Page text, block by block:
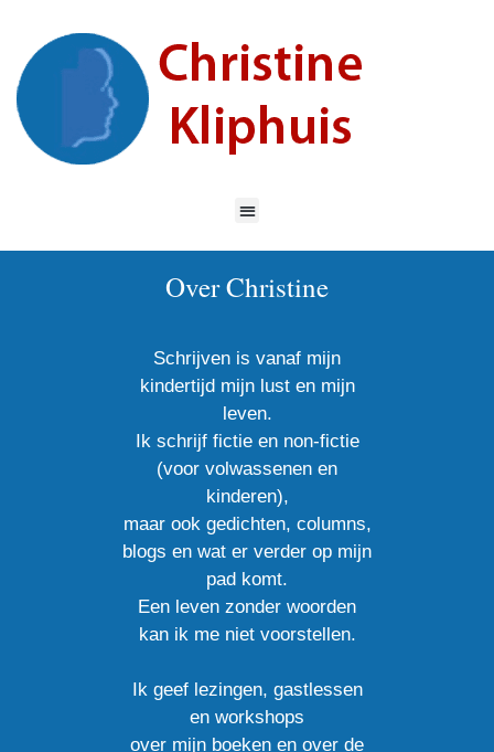
Over Christine
Schrijven is vanaf mijn
kindertijd mijn lust en mijn
leven.
Ik schrijf fictie en non-fictie
(voor volwassenen en
kinderen),
maar ook gedichten, columns,
blogs en wat er verder op mijn
pad komt.
Een leven zonder woorden
kan ik me niet voorstellen.
Ik geef lezingen, gastlessen
en workshops
over mijn boeken en over de